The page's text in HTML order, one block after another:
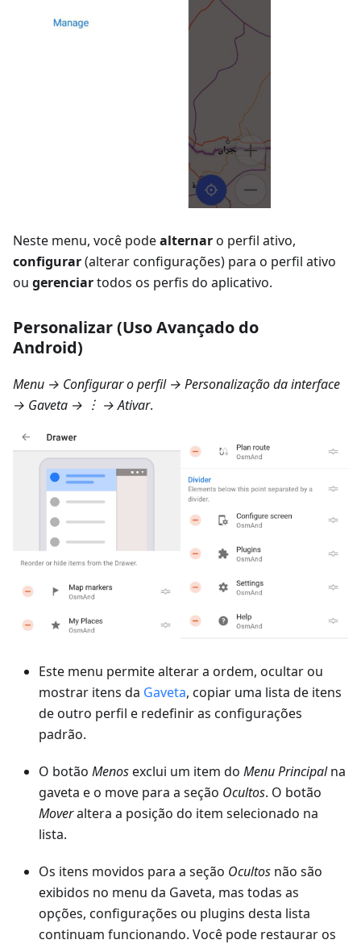
Neste menu, você podealternaro perfil ativo,
configurar(alterar configurações) para o perfil ativo
ou gerenciartodos os perfis do aplicativo.
Personalizar (Uso Avançado do
Android)
Menu → Configurar o perfil → Personalização da interface
→ Gaveta → ︙ → Ativar.
Este menu permite alterar a ordem, ocultar ou
mostrar itens da Gaveta, copiar uma lista de itens
de outro perfil e redefinir as configurações
padrão.
O botão Menosexclui um item do Menu Principalna
gaveta e o move para a seção Ocultos. O botão
Moveraltera a posição do item selecionado na
lista.
Os itens movidos para a seção Ocultos não são
exibidos no menu da Gaveta, mas todas as
opções, configurações ou plugins desta lista
continuam funcionando. Você pode restaurar os